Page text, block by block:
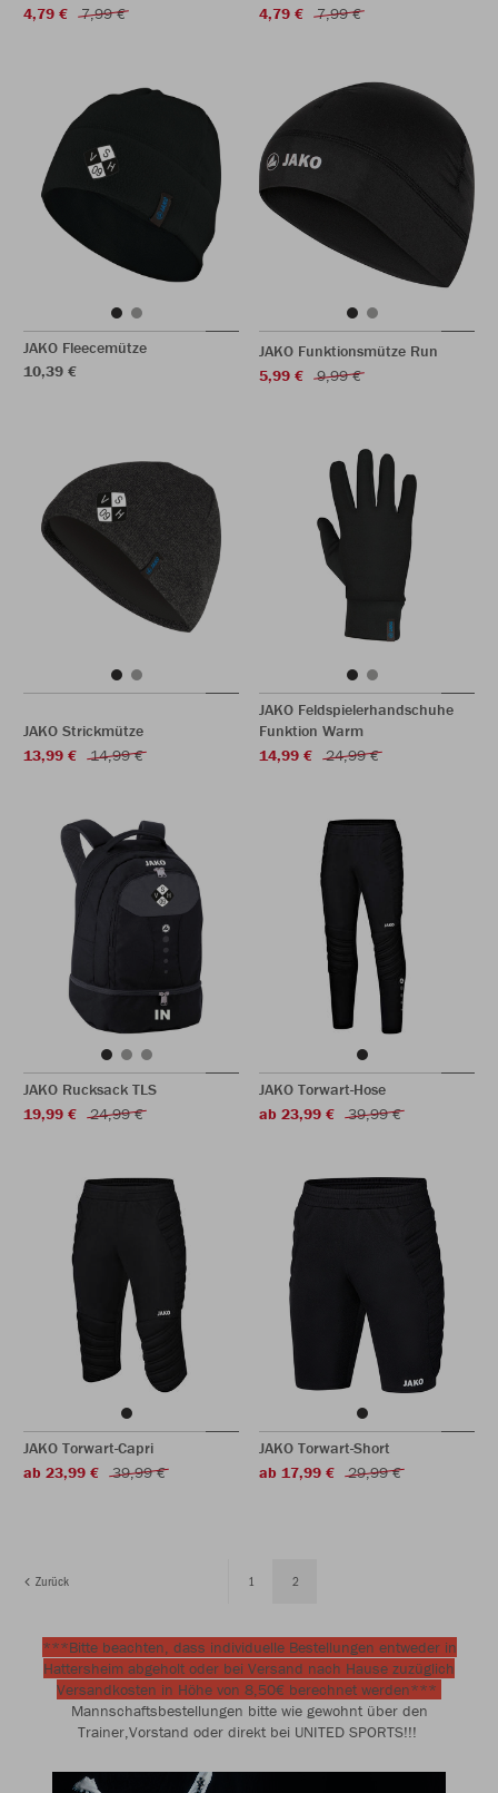
4,79 €
7,99 €
4,79 €
7,99 €
JAKO Fleecemütze
10,39 €
JAKO Funktionsmütze Run
5,99 €
9,99 €
JAKO Strickmütze
13,99 €
14,99 €
JAKO Feldspielerhandschuhe
Funktion Warm
14,99 €
24,99 €
JAKO Rucksack TLS
19,99 €
24,99 €
JAKO Torwart-Hose
ab 23,99 €
39,99 €
JAKO Torwart-Capri
ab 23,99 €
39,99 €
JAKO Torwart-Short
ab 17,99 €
29,99 €
Zurück 1 2
***Bitte beachten, dass individuelle Bestellungen entweder in
Hattersheim abgeholt oder bei Versand nach Hause zuzüglich
Versandkosten in Höhe von 8,50€ berechnet werden***
Mannschaftsbestellungen bitte wie gewohnt über den
Trainer,Vorstand oder direkt bei UNITED SPORTS!!!